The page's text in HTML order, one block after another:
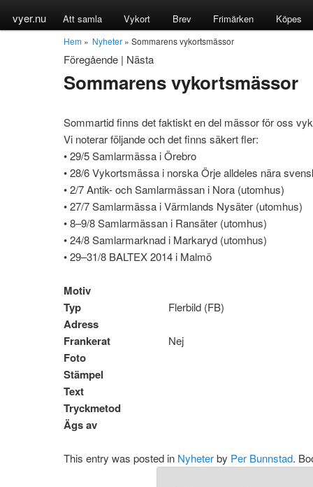
vyer.nu Att samla Vykort Brev Frimärken Köpes
Hem » Nyheter » Sommarens vykortsmässor
Föregående | Nästa
Sommarens vykortsmässor
Sommartid finns det faktiskt en del mässor för oss
Vi noterar följande och det finns säkert fler:
• 29/5 Samlarmässa i Örebro
• 28/6 Vykortsmässa i norska Örje alldeles nära
• 2/7 Antik- och Samlarmässan i Nora (utomhus)
• 27/7 Samlarmässa i Värmlands Nysäter (utomhus)
• 8–9/8 Samlarmässan i Ransäter (utomhus)
• 24/8 Samlarmarknad i Markaryd (utomhus)
• 29–31/8 BALTEX 2014 i Malmö
Motiv
Typ
Flerbild (FB)
Adress
Frankerat
Nej
Foto
Stämpel
Text
Tryckmetod
Ägs av
This entry was posted in Nyheterby Per Bunnstad.